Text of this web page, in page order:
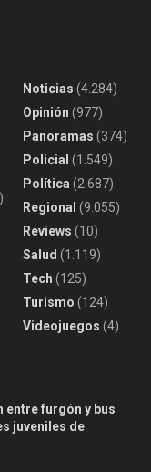
Noticias (4.284)
Opinión (977)
Panoramas (374)
Policial (1.549)
Política (2.687)
Regional (9.055)
Reviews (10)
Salud (1.119)
Tech (125)
Turismo (124)
Videojuegos (4)
entre furgón y bus
juveniles de